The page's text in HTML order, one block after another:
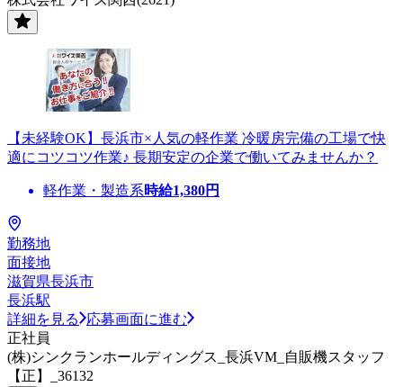
【未経験OK】長浜市×人気の軽作業 冷暖房完備の工場で快
適にコツコツ作業♪ 長期安定の企業で働いてみませんか？
軽作業・製造系時給1,380円
勤務地
面接地
滋賀県長浜市
長浜駅
詳細を見る
応募画面に進む
正社員
(株)シンクランホールディングス_長浜VM_自販機スタッフ
【正】_36132